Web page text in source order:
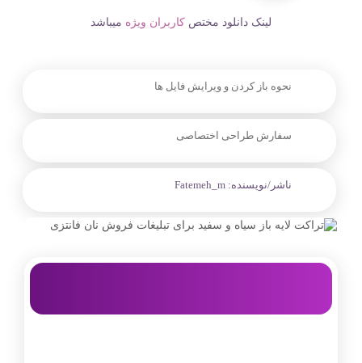
لینک دانلود مختص کاربران ویژه میباشد
نحوه باز کردن و ویرایش فایل ها
سفارش طراحی اختصاصی
ناشر/نویسنده: Fatemeh_m